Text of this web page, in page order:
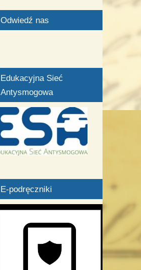
Odwiedź nas
Edukacyjna Sieć
Antysmogowa
E-podręczniki